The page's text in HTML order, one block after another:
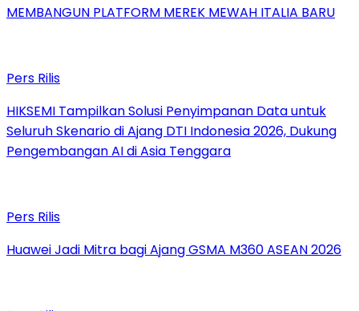
MEMBANGUN PLATFORM MEREK MEWAH ITALIA BARU
Pers Rilis
HIKSEMI Tampilkan Solusi Penyimpanan Data untuk
Seluruh Skenario di Ajang DTI Indonesia 2026, Dukung
Pengembangan AI di Asia Tenggara
Pers Rilis
Huawei Jadi Mitra bagi Ajang GSMA M360 ASEAN 2026